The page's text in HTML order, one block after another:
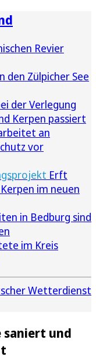
Revier
den Zülpicher See
der Verlegung
Kerpen passiert
an
vor
Erft
im neuen
in Bedburg sind
im Kreis
Wetterdienst
saniert und